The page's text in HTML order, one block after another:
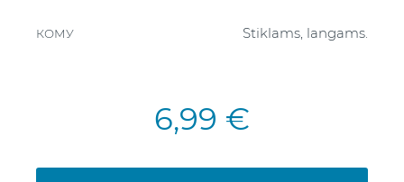
КОМУ Stiklams, langams.
6,99 €